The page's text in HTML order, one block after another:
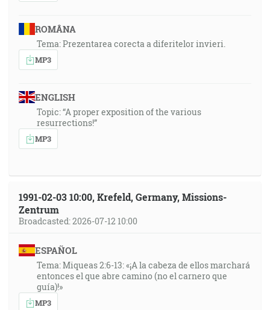
ROMÂNA
Tema: Prezentarea corecta a diferitelor invieri.
MP3
ENGLISH
Topic: “A proper exposition of the various
resurrections!”
MP3
1991-02-03 10:00, Krefeld, Germany, Missions-
Zentrum
Broadcasted: 2026-07-12 10:00
ESPAÑOL
Tema: Miqueas 2:6-13: «¡A la cabeza de ellos marchará
entonces el que abre camino (no el carnero que
guía)!»
MP3